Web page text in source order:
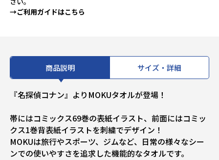
→ご利用ガイドはこちら
商品説明 サイズ・詳細
『名探偵コナン』よりMOKUタオルが登場！
帯にはコミックス69巻の表紙イラスト、前面にはコミッ
クス1巻背表紙イラストを刺繍でデザイン！
MOKUは旅行やスポーツ、ジムなど、日常の様々なシー
ンでの使いやすさを追求した機能的なタオルです。